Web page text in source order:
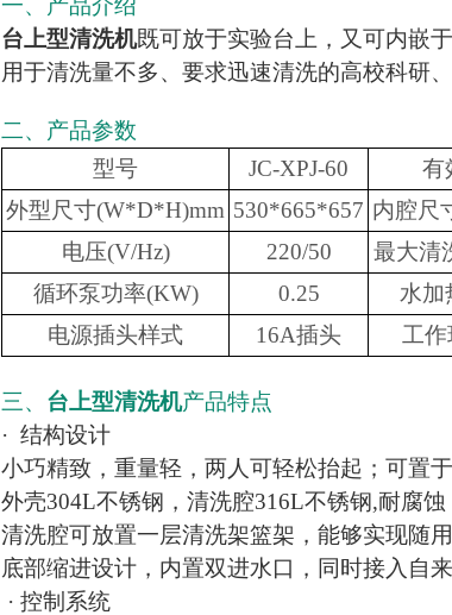
一、产品介绍
台上型清洗机既可放于实验台上，又可内嵌
用于清洗量不多、要求迅速清洗的高校科研
二、产品参数
型号
JC-XPJ-60 有
外型尺寸(W*D*H)mm 530*665*657 内腔尺
电压(V/Hz)
220/50 最大清
循环泵功率(KW)
0.25 水加
电源插头样式
16A插头 工作
三、 台上型清洗机产品特点
· 结构设计
小巧精致，重量轻，两人可轻松抬起；可置
外壳304L不锈钢，清洗腔316L不锈钢,耐腐蚀
清洗腔可放置一层清洗架篮架，能够实现随
底部缩进设计，内置双进水口，同时接入自
· 控制系统